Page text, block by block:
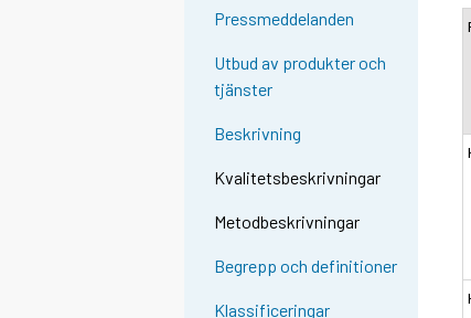
Pressmeddelanden
Utbud av produkter och
tjänster
Beskrivning
Kvalitetsbeskrivningar
Metodbeskrivningar
Begrepp och definitioner
Klassificeringar